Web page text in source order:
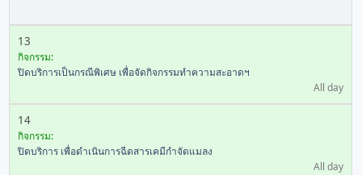
13
กิจกรรม:
ปิดบริการเป็นกรณีพิเศษ เพื่อจัดกิจกรรมทำความสะอาดฯ
All day
14
กิจกรรม:
ปิดบริการ เพื่อดำเนินการฉีดสารเคมีกำจัดแมลง
All day